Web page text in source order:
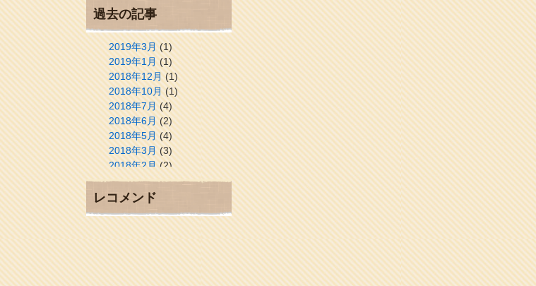
過去の記事
2019年3月(1)
2019年1月(1)
2018年12月(1)
2018年10月(1)
2018年7月(4)
2018年6月(2)
2018年5月(4)
2018年3月(3)
2018年2月(2)
2018年1月(2)
2017年12月
2017年10月(1)
2017年9月(4)
2017年8月(3)
2017年7月(1)
レコメンド